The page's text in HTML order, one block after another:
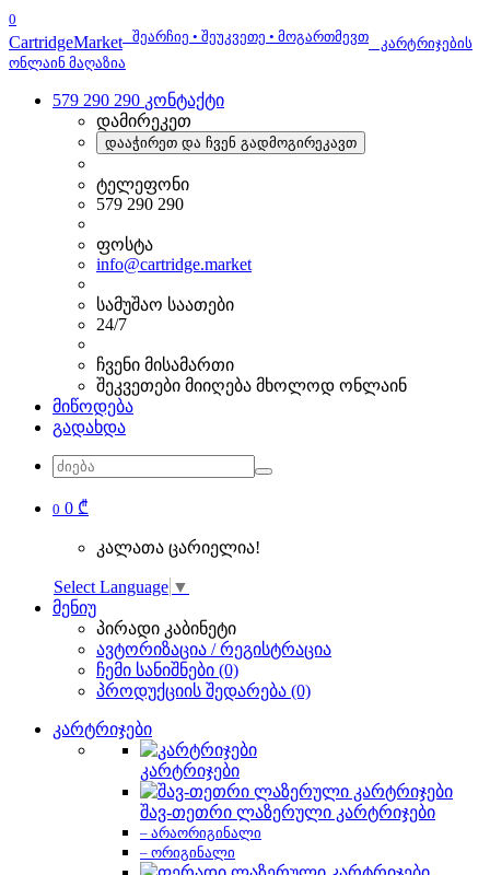
0
CartridgeMarket შეარჩიე • შეუკვეთე • მოგართმევთ
კარტრიჯების
ონლაინ მაღაზია
579 290 290 კონტაქტი
დამირეკეთ
დააჭირეთ და ჩვენ გადმოგირეკავთ
ტელეფონი
579 290 290
ფოსტა
info@cartridge.market
სამუშაო საათები
24/7
ჩვენი მისამართი
შეკვეთები მიიღება მხოლოდ ონლაინ
მიწოდება
გადახდა
0 0 ₾
კალათა ცარიელია!
Select Language ▼
მენიუ
პირადი კაბინეტი
ავტორიზაცია / რეგისტრაცია
ჩემი სანიშნები (0)
პროდუქციის შედარება (0)
კარტრიჯები
კარტრიჯები
შავ-თეთრი ლაზერული კარტრიჯები
– არაორიგინალი
– ორიგინალი